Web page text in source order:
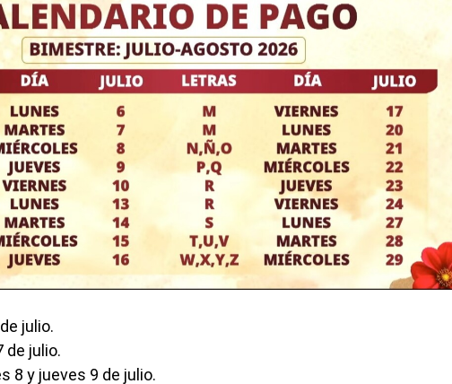
julio.
de julio.
8 y jueves 9 de julio.